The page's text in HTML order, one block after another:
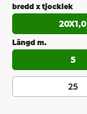
bredd x tjocklek
20X1,0
Längd m.
5
25